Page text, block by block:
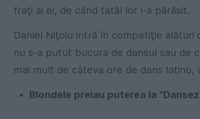
fraţi ai ei, de când tatăl lor i-a părăsit.
Daniel Niţoiu intră în competiţie alături
nu s-a putut bucura de dansul sau de
mai mult de câteva ore de dans
Blondele preiau puterea la